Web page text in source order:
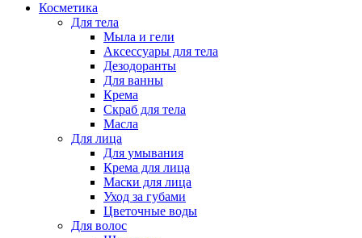
Косметика
Для тела
Мыла и гели
Аксессуары для тела
Дезодоранты
Для ванны
Крема
Скраб для тела
Масла
Для лица
Для умывания
Крема для лица
Маски для лица
Уход за губами
Цветочные воды
Для волос